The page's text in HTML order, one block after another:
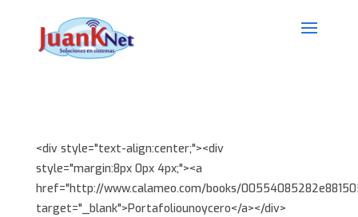
<div style="text-align:center;"><div
style="margin:8px 0px 4px;"><a
href="http://www.calameo.com/books/
target="_blank">Portafoliounoycero</a></div>